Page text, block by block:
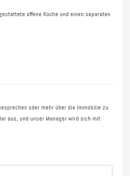
offene Küche und einen separaten
oder mehr über die Immobilie zu
aus, und unser Manager wird sich mit